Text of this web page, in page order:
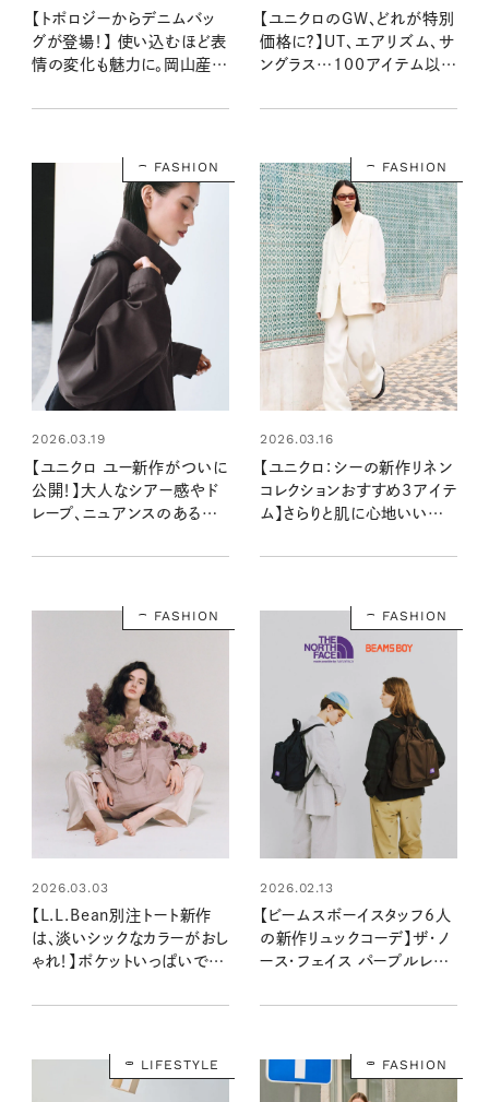
【トポロジーからデニムバッ
グが登場！】 使い込むほど表
情の変化も魅力に。岡山産デ
【ユニクロのGW、どれが特別
価格に？】UT、エアリズム、サ
ングラス…100アイテム以上
これ！
FASHION
2026.03.19
【ユニクロ ユー新作がついに
公開！】大人なシアー感やド
レープ、ニュアンスのあるカラ
挙紹介
FASHION
2026.03.16
【ユニクロ：シーの新作リネン
コレクションおすすめ3アイテ
ム】さらりと肌に心地いい上
アムラインを公開！
FASHION
2026.03.03
【L.L.Bean別注トート新作
は、淡いシックなカラーがおし
ゃれ！】ポケットいっぱいで便
FASHION
2026.02.13
【ビームスボーイスタッフ6人
の新作リュックコーデ】ザ・ノ
ース・フェイス パープルレー
大人かわいい！
LIFESTYLE FASHION